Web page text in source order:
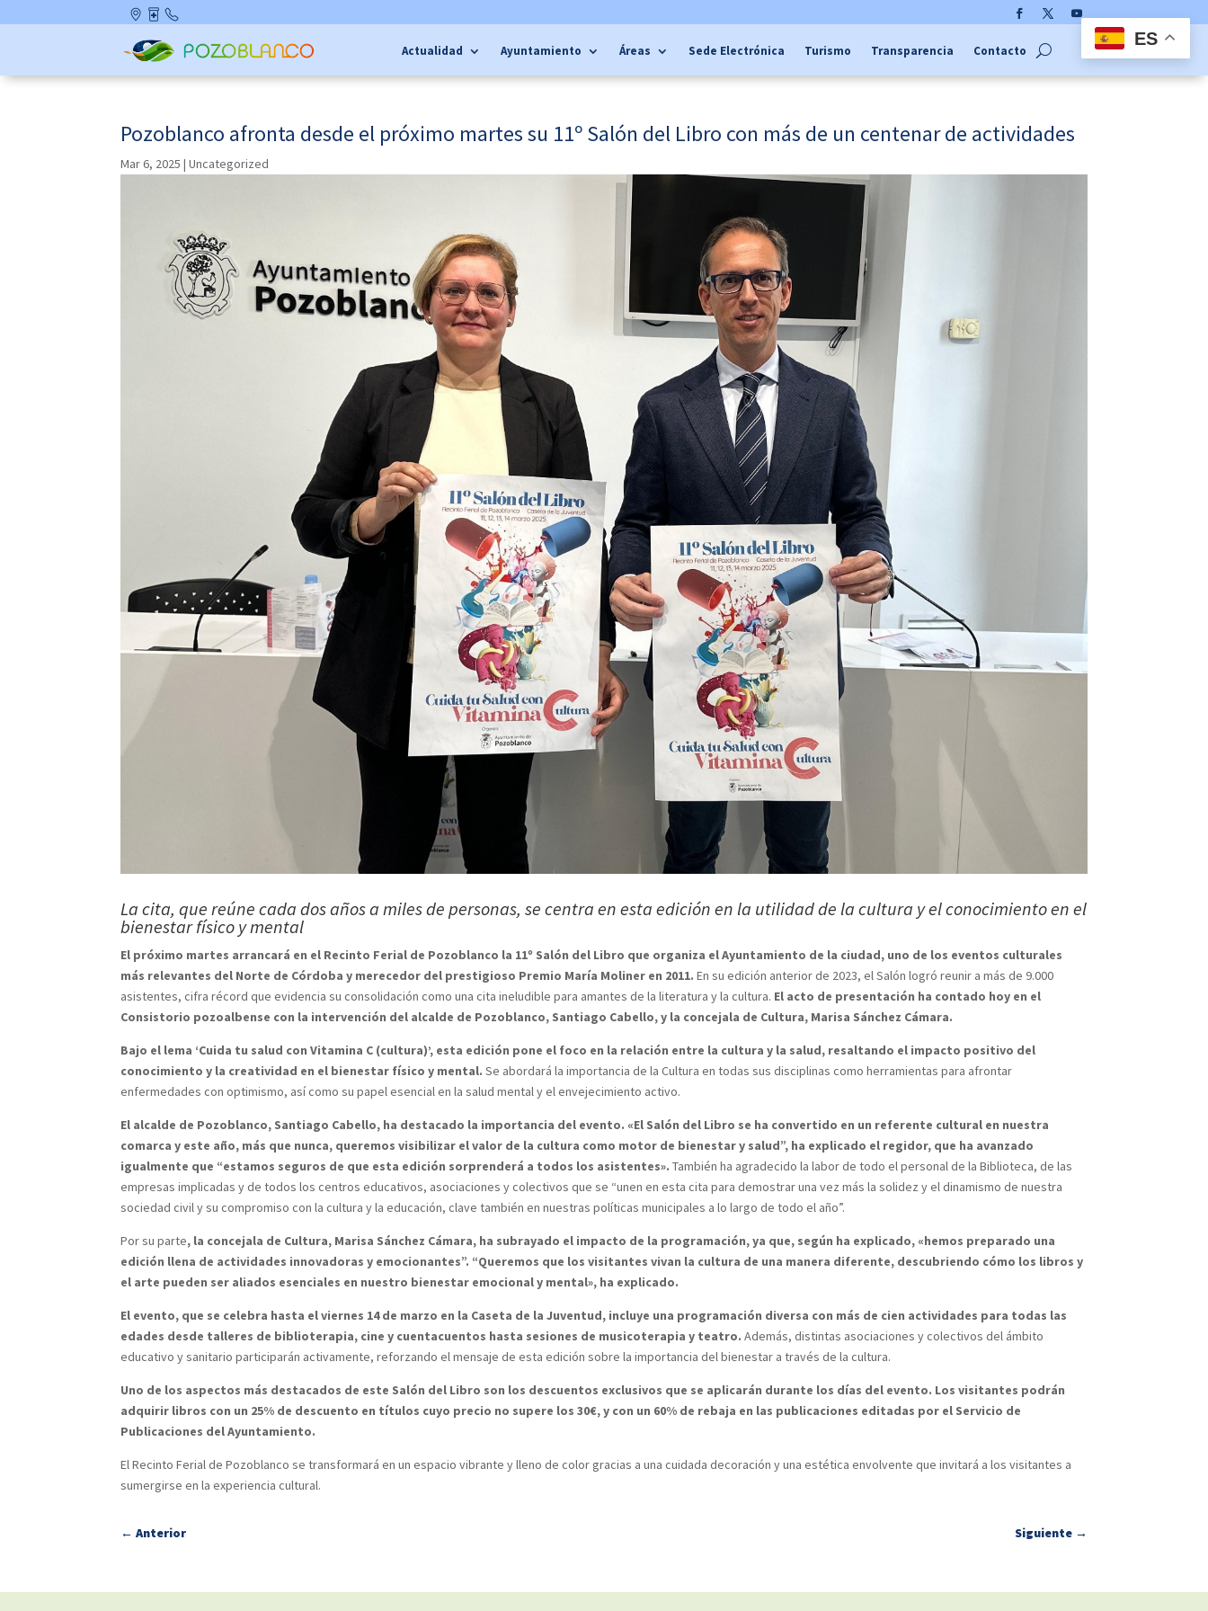
to
Ubicació
n
Farmaci
as de
Contact
o
YouTube
Actualidad
Ayuntamiento Áreas Sede Electrónica Turismo Transparencia Contacto
Pozoblanco afronta desde el próximo martes su 11º Salón del Libro con más de un centenar de actividades
Mar 6, 2025 |Uncategorized
La cita, que reúne cada dos años a miles de personas, se centra en esta edición en la utilidad de la cultura y el conocimiento en el
bienestar físico y mental
El próximo martes arrancará en el Recinto Ferial de Pozoblanco la 11º Salón del Libro que organiza el Ayuntamiento de la ciudad, uno de los eventos culturales
más relevantes del Norte de Córdoba y merecedor del prestigioso Premio María Moliner en 2011. En su edición anterior de 2023, el Salón logró reunir a más de 9.000
asistentes, cifra récord que evidencia su consolidación como una cita ineludible para amantes de la literatura y la cultura. El acto de presentación ha contado hoy en el
Consistorio pozoalbense con la intervención del alcalde de Pozoblanco, Santiago Cabello, y la concejala de Cultura, Marisa Sánchez Cámara.
Bajo el lema ‘Cuida tu salud con Vitamina C (cultura)’, esta edición pone el foco en la relación entre la cultura y la salud, resaltando el impacto positivo del
conocimiento y la creatividad en el bienestar físico y mental. Se abordará la importancia de la Cultura en todas sus disciplinas como herramientas para afrontar
enfermedades con optimismo, así como su papel esencial en la salud mental y el envejecimiento activo.
El alcalde de Pozoblanco, Santiago Cabello, ha destacado la importancia del evento. «El Salón del Libro se ha convertido en un referente cultural en nuestra
comarca y este año, más que nunca, queremos visibilizar el valor de la cultura como motor de bienestar y salud”, ha explicado el regidor, que ha avanzado
igualmente que “estamos seguros de que esta edición sorprenderá a todos los asistentes». También ha agradecido la labor de todo el personal de la Biblioteca, de las
empresas implicadas y de todos los centros educativos, asociaciones y colectivos que se “unen en esta cita para demostrar una vez más la solidez y el dinamismo de nuestra
sociedad civil y su compromiso con la cultura y la educación, clave también en nuestras políticas municipales a lo largo de todo el año”.
Por su parte, la concejala de Cultura, Marisa Sánchez Cámara, ha subrayado el impacto de la programación, ya que, según ha explicado, «hemos preparado una
edición llena de actividades innovadoras y emocionantes”. “Queremos que los visitantes vivan la cultura de una manera diferente, descubriendo cómo los libros y
el arte pueden ser aliados esenciales en nuestro bienestar emocional y mental», ha explicado.
El evento, que se celebra hasta el viernes 14 de marzo en la Caseta de la Juventud, incluye una programación diversa con más de cien actividades para todas las
edades desde talleres de biblioterapia, cine y cuentacuentos hasta sesiones de musicoterapia y teatro. Además, distintas asociaciones y colectivos del ámbito
educativo y sanitario participarán activamente, reforzando el mensaje de esta edición sobre la importancia del bienestar a través de la cultura.
Uno de los aspectos más destacados de este Salón del Libro son los descuentos exclusivos que se aplicarán durante los días del evento. Los visitantes podrán
adquirir libros con un 25% de descuento en títulos cuyo precio no supere los 30€, y con un 60% de rebaja en las publicaciones editadas por el Servicio de
Publicaciones del Ayuntamiento.
El Recinto Ferial de Pozoblanco se transformará en un espacio vibrante y lleno de color gracias a una cuidada decoración y una estética envolvente que invitará a los visitantes a
sumergirse en la experiencia cultural.
←Anterior Siguiente→
ES